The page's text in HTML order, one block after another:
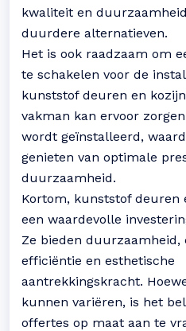
kwaliteit en
duurdere alternatieven.
Het is ook raadzaam om
te schakelen voor de
kunststof deuren en
vakman kan ervoor
wordt geïnstalleerd,
genieten van optimale
duurzaamheid.
Kortom, kunststof deuren
een waardevolle
Ze bieden duurzaamheid,
efficiëntie en esthetische
aantrekkingskracht.
kunnen variëren, is het
offertes op maat aan te